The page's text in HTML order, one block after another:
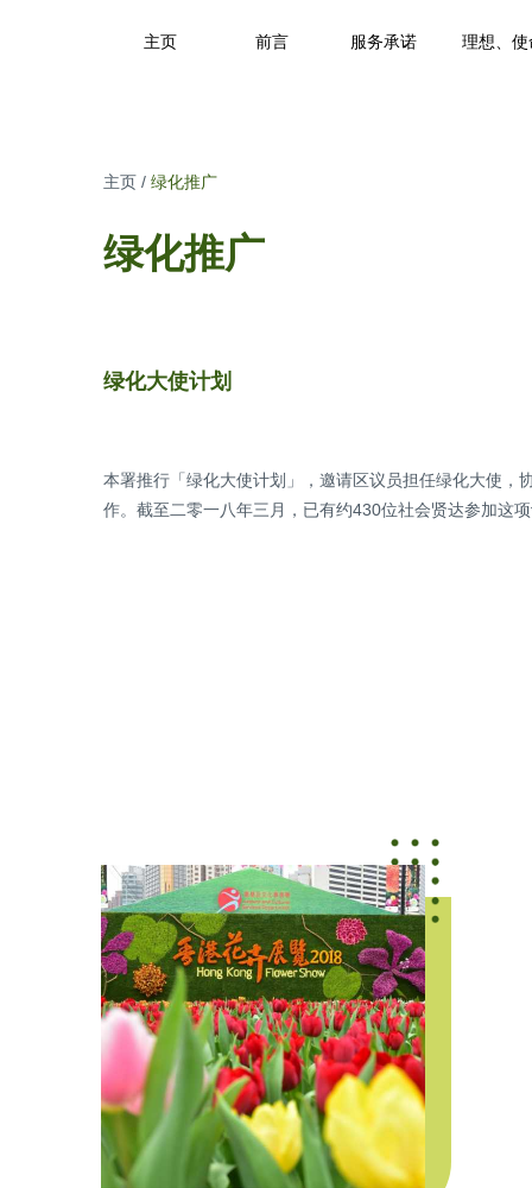
主页 前言 服务承诺 理想、
主页 / 绿化推广
绿化推广
绿化大使计划
本署推行「绿化大使计划」，邀请区议员担任绿化大使，
作。截至二零一八年三月，已有约430位社会贤达参加这